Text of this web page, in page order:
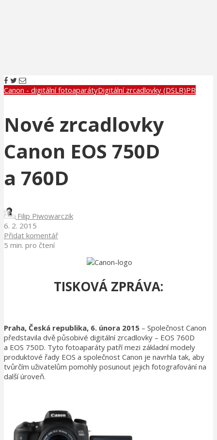
Canon - digitální fotoaparátyDigitální zrcadlovky (DSLR)PR
Nové zrcadlovky
Canon EOS 750D
a 760D
Filip Piwowarczik
6. 2. 2015
Přidat komentář
5 min. pro čtení
TISKOVÁ ZPRÁVA:
Praha, Česká republika, 6. února 2015 – Společnost Canon
představila dvě působivé digitální zrcadlovky – EOS 760D
a EOS 750D. Tyto fotoaparáty patří mezi základní modely
produktové řady EOS a společnost Canon je navrhla tak, aby
tvůrčím uživatelům pomohly posunout jejich fotografování na
další úroveň.